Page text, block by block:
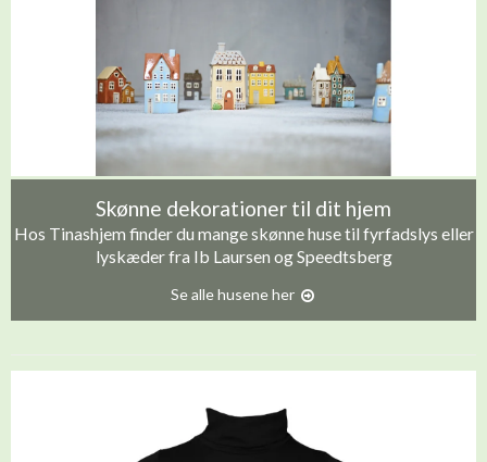
Skønne dekorationer til dit hjem
Hos Tinashjem finder du mange skønne huse til fyrfadslys eller
lyskæder fra Ib Laursen og Speedtsberg
Se alle husene her